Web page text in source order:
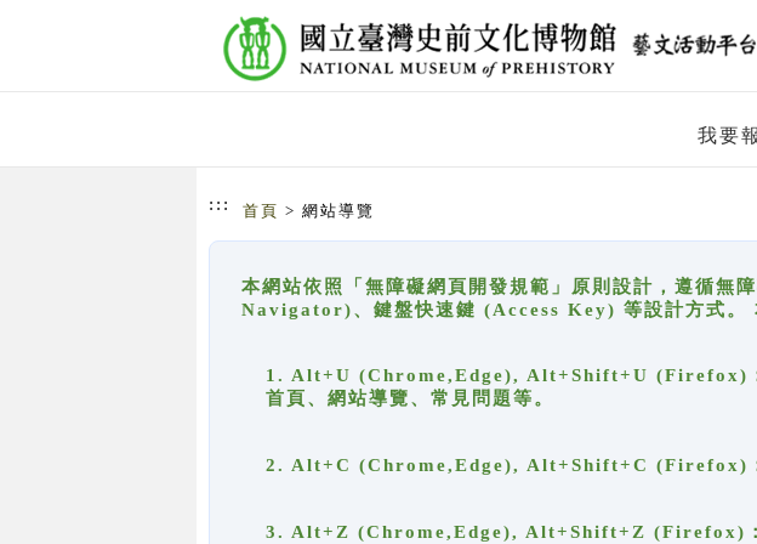
我要
::: 首頁 > 網站導覽
本網站依照「無障礙網頁開發規範」原則設計，遵循
Navigator)、鍵盤快速鍵 (Access Key) 等設計方式。
1. Alt+U (Chrome,Edge), Alt+Shift+U (Firefox)：
首頁、網站導覽、常見問題等。
2. Alt+C (Chrome,Edge), Alt+Shift+C (Firefox)：
3. Alt+Z (Chrome,Edge), Alt+Shift+Z (Firefox)：